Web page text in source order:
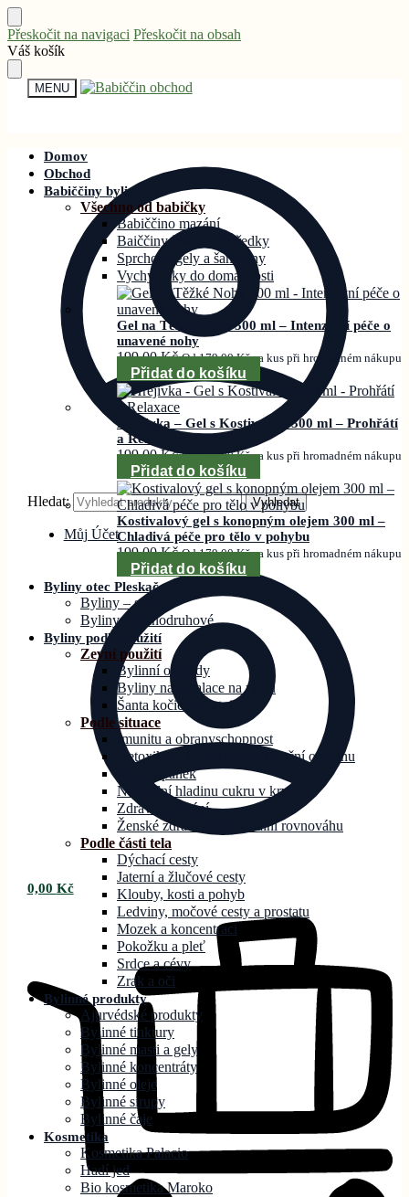
Přeskočit na navigaci Přeskočit na obsah
Váš košík
MENU
Hledat: Vyhledat
Můj Účet
0,00 Kč
Domov
Obchod
Babiččiny bylinky®
Všechno od babičky
Babiččino mazání
Baiččiny čistící prostředky
Sprchové gely a šampony
Vychytávky do domácnosti
Gel na Těžké Nohy 300 ml – Intenzivní péče o
unavené nohy
199,00Kč Od179,00Kčza kus při hromadném nákupu
Přidat do košíku
Hřejivka – Gel s Kostivalem 300 ml – Prohřátí
a Relaxace
199,00Kč Od179,00Kčza kus při hromadném nákupu
Přidat do košíku
Kostivalový gel s konopným olejem 300 ml –
Chladivá péče pro tělo v pohybu
199,00Kč Od179,00Kčza kus při hromadném nákupu
Přidat do košíku
Byliny otec Pleskač
Byliny – směsi
Byliny – jednodruhové
Byliny podle použití
Zevní použití
Bylinní obklady
Byliny na inhalace na rýmu
Šanta kočičí – Catnip
Podle situace
Imunitu a obranyschopnost
Detoxikaci, očistu a antioxidační ochranu
Klid a spánek
Normální hladinu cukru v krvi
Zdravé zažívání
Ženské zdraví a hormonální rovnováhu
Podle části tela
Dýchací cesty
Jaterní a žlučové cesty
Klouby, kosti a pohyb
Ledviny, močové cesty a prostatu
Mozek a koncentraci
Pokožku a pleť
Srdce a cévy
Zrak a oči
Bylinné produkty
Ajurvédské produkty
Bylinné tinktury
Bylinné masti a gely
Bylinné koncentráty
Bylinné oleje
Bylinné sirupy
Bylinné čaje
Kosmetika
Kosmetika Palacio
Hadí jed
Bio kosmetika Maroko